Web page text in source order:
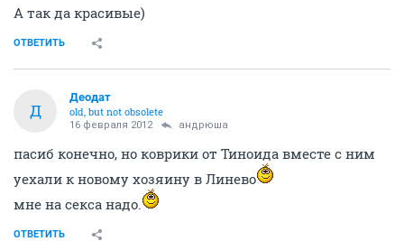
А так да красивые)
ОТВЕТИТЬ
Д
Деодат
old, but not obsolete
16 февраля 2012 андрюша
пасиб конечно, но коврики от Тиноида вместе с ним
уехали к новому хозяину в Линево
мне на секса надо.
ОТВЕТИТЬ